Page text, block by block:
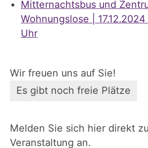
Mitternachtsbus und
Wohnungslose |
Uhr
Wir freuen uns auf Sie!
Es gibt noch freie Plätze
Melden Sie sich hier direkt
Veranstaltung an.